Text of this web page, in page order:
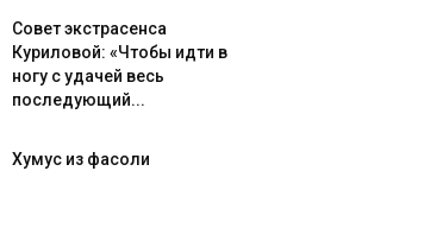
Совет экстрасенса
Куриловой: «Чтобы идти в
ногу с удачей весь
последующий...
Хумус из фасоли